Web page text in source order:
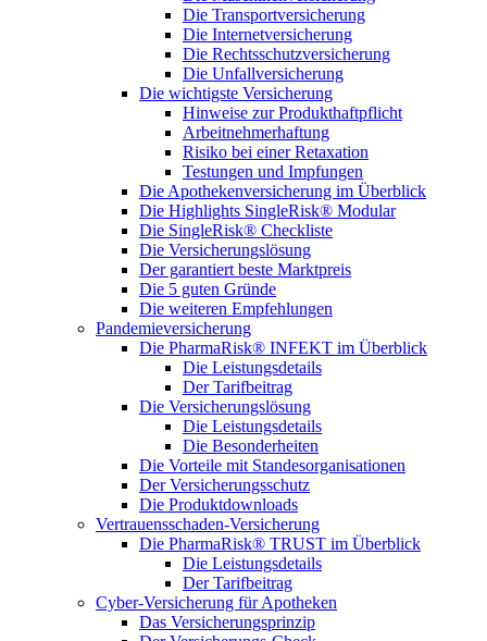
Die Transportversicherung
Die Internetversicherung
Die Rechtsschutzversicherung
Die Unfallversicherung
Die wichtigste Versicherung
Hinweise zur Produkthaftpflicht
Arbeitnehmerhaftung
Risiko bei einer Retaxation
Testungen und Impfungen
Die Apothekenversicherung im Überblick
Die Highlights SingleRisk® Modular
Die SingleRisk® Checkliste
Die Versicherungslösung
Der garantiert beste Marktpreis
Die 5 guten Gründe
Die weiteren Empfehlungen
Pandemieversicherung
Die PharmaRisk® INFEKT im Überblick
Die Leistungsdetails
Der Tarifbeitrag
Die Versicherungslösung
Die Leistungsdetails
Die Besonderheiten
Die Vorteile mit Standesorganisationen
Der Versicherungsschutz
Die Produktdownloads
Vertrauensschaden-Versicherung
Die PharmaRisk® TRUST im Überblick
Die Leistungsdetails
Der Tarifbeitrag
Cyber-Versicherung für Apotheken
Das Versicherungsprinzip